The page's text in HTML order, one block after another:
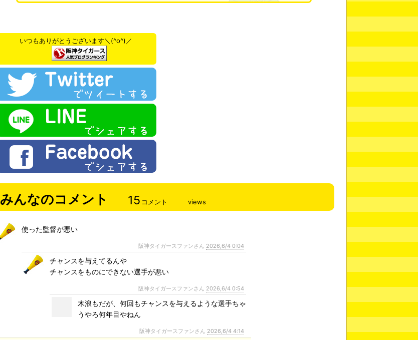
いつもありがとうございます＼(^o^)／
みんなのコメント 15 コメント views
使った監督が悪い
阪神タイガースファンさん 2026,6/4 0:04
チャンスを与えてるんや
チャンスをものにできない選手が悪い
阪神タイガースファンさん 2026,6/4 0:54
木浪もだが、何回もチャンスを与えるような選手ちゃ
うやろ何年目やねん
阪神タイガースファンさん 2026,6/4 4:14